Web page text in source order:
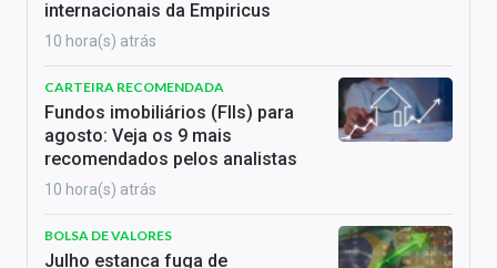
internacionais da Empiricus
10 hora(s) atrás
CARTEIRA RECOMENDADA
Fundos imobiliários (FIIs) para
agosto: Veja os 9 mais
recomendados pelos analistas
10 hora(s) atrás
BOLSA DE VALORES
Julho estanca fuga de